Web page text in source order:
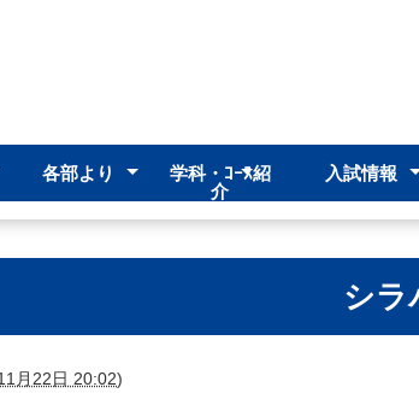
各部より
進路指導部
生徒指導部
学科・ｺｰｽ紹
介
入試情報
高校入試
後期再入学
前期再入学
入試（ゆい
シラ
月22日 20:02)